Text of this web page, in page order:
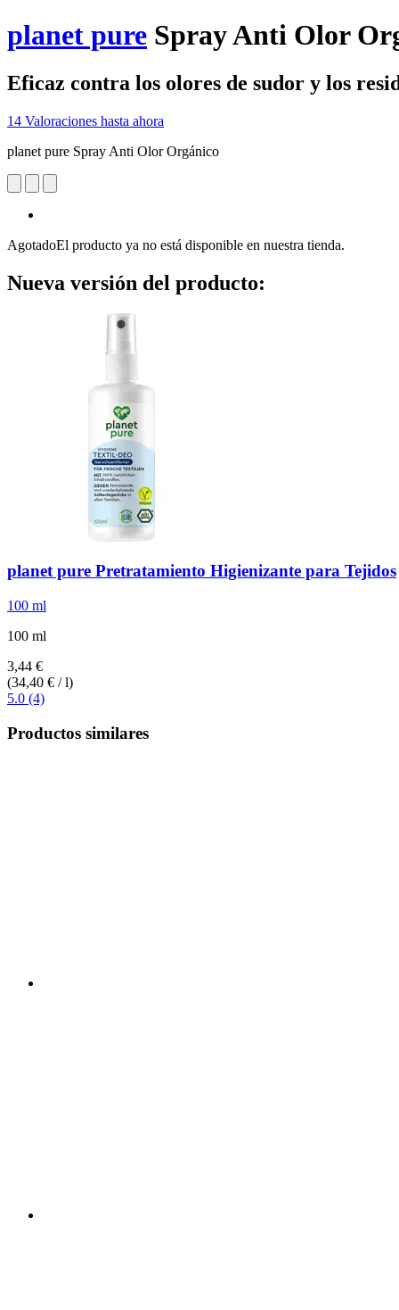
planet pure Spray Anti Olor
Eficaz contra los olores de sudor y los
14 Valoraciones hasta ahora
planet pure Spray Anti Olor Orgánico
AgotadoEl producto ya no está disponible en nuestra tienda.
Nueva versión del producto:
planet pure Pretratamiento Higienizante para Tejidos
100 ml
100 ml
3,44 €
(34,40 € / l)
5.0 (4)
Productos similares